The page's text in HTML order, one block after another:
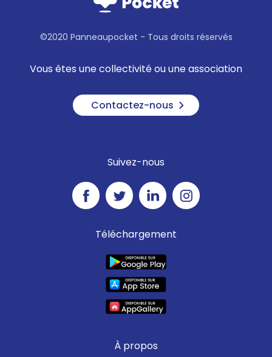
©2020 Panneaupocket - Tous droits réservés
Vous êtes une collectivité ou une association
Contactez-nous
Suivez-nous
Téléchargement
À propos